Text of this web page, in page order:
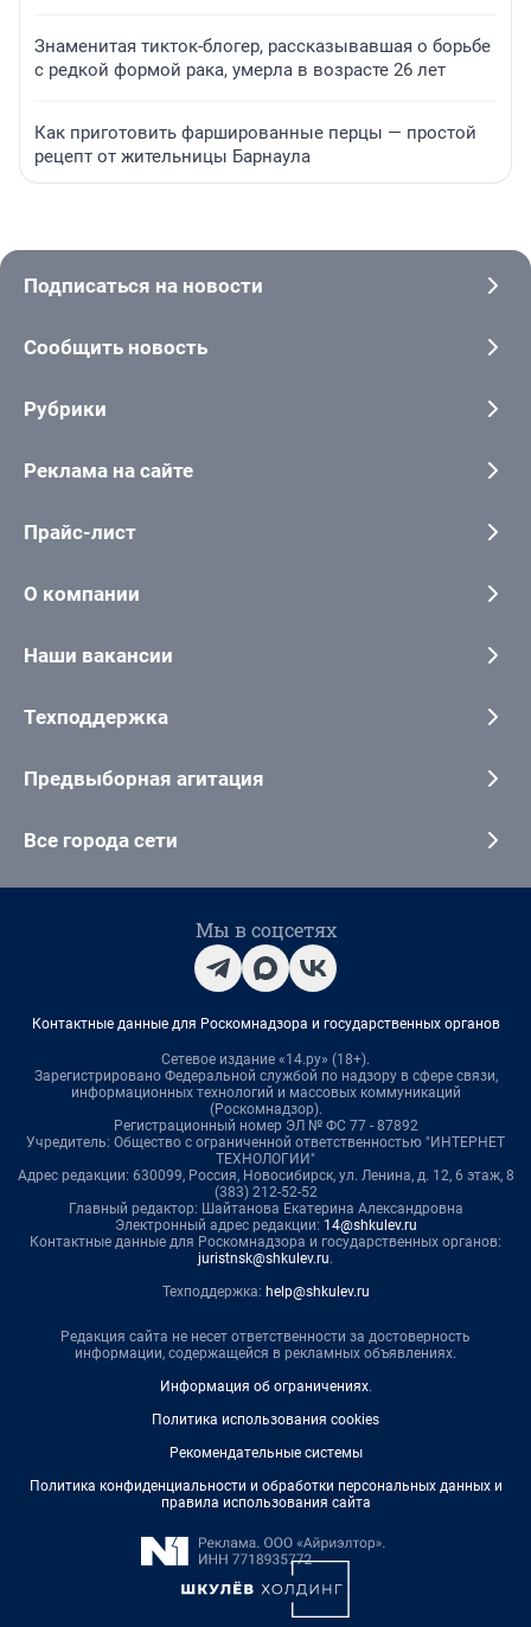
Знаменитая тикток-блогер, рассказывавшая о борьбе
с редкой формой рака, умерла в возрасте 26 лет
Как приготовить фаршированные перцы — простой
рецепт от жительницы Барнаула
Подписаться на новости
Сообщить новость
Рубрики
Реклама на сайте
Прайс-лист
О компании
Наши вакансии
Техподдержка
Предвыборная агитация
Все города сети
Мы в соцсетях
Контактные данные для Роскомнадзора и государственных органов
Сетевое издание «14.ру» (18+).
Зарегистрировано Федеральной службой по надзору в сфере связи,
информационных технологий и массовых коммуникаций
(Роскомнадзор).
Регистрационный номер ЭЛ № ФС 77 - 87892
Учредитель: Общество с ограниченной ответственностью "ИНТЕРНЕТ
ТЕХНОЛОГИИ"
Адрес редакции: 630099, Россия, Новосибирск, ул. Ленина, д. 12, 6 этаж, 8
(383) 212-52-52
Главный редактор: Шайтанова Екатерина Александровна
Электронный адрес редакции: 14@shkulev.ru
Контактные данные для Роскомнадзора и государственных органов:
juristnsk@shkulev.ru.
Техподдержка: help@shkulev.ru
Редакция сайта не несет ответственности за достоверность
информации, содержащейся в рекламных объявлениях.
Информация об ограничениях.
Политика использования cookies
Рекомендательные системы
Политика конфиденциальности и обработки персональных данных и
правила использования сайта